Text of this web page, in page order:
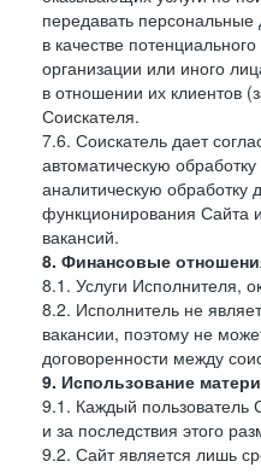
передавать
в качестве
организации или иного
в отношении их клиентов
Соискателя.
7.6. Соискатель дает
автоматическую
аналитическую обработку
функционирования Сайта
вакансий.
8. Финансовые
8.1. Услуги Исполнителя,
8.2. Исполнитель не
вакансии, поэтому не
договоренности между
9. Использование
9.1. Каждый пользователь
и за последствия этого
9.2. Сайт является лишь